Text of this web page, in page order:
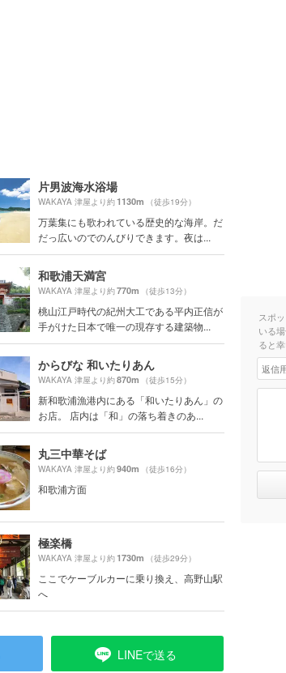
片男波海水浴場
WAKAYA 津屋より約1130m （徒歩19分）
万葉集にも歌われている歴史的な海岸。だ
だっ広いのでのんびりできます。夜は...
和歌浦天満宮
WAKAYA 津屋より約770m （徒歩13分）
桃山江戸時代の紀州大工である平内正信が
手がけた日本で唯一の現存する建築物...
からびな 和いたりあん
WAKAYA 津屋より約870m （徒歩15分）
新和歌浦漁港内にある「和いたりあん」の
お店。 店内は「和」の落ち着きのあ...
丸三中華そば
WAKAYA 津屋より約940m （徒歩16分）
和歌浦方面
極楽橋
WAKAYA 津屋より約1730m （徒歩29分）
ここでケーブルカーに乗り換え、高野山駅
へ
LINEで送る
スポ
いる
ると幸